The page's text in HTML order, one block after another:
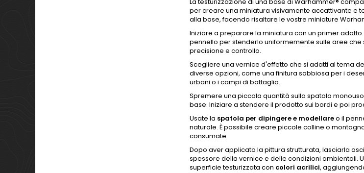
La testurizzazione di una base di Warhammer®
per creare una miniatura visivamente accattivante e
alla base, facendo risaltare le vostre miniature
Iniziare a preparare la miniatura con un primer
pennello per stenderlo uniformemente sulle aree
precisione e controllo.
Scegliere una vernice d'effetto che si adatti al tema
diverse opzioni, come una finitura sabbiosa per i
urbani o i campi di battaglia.
Spremere una piccola quantità sulla spatola
base. Iniziare a stendere il prodotto sui bordi e poi
Usate la spatola per dipingere e modellareo il
naturale. È possibile creare piccole colline o
consumate.
Dopo aver applicato la pittura strutturata, lasciarla
spessore della vernice e delle condizioni ambientali.
superficie testurizzata con colori acrilici,